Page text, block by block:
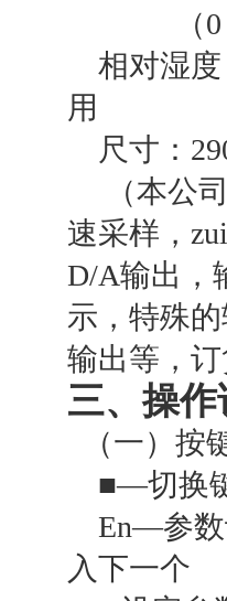
（
相对湿
用
尺寸：
（本公
速采样，
D/A输出，
示，特殊
输出等 ，
三、操作
（一）按
■—切换
En—参数
入下一个